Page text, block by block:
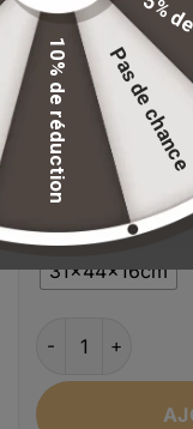
standards de
Couleur
Noir
Ships From
Taille
31x44x16cm
Alternative:
5%
Pas de
10% de réduction